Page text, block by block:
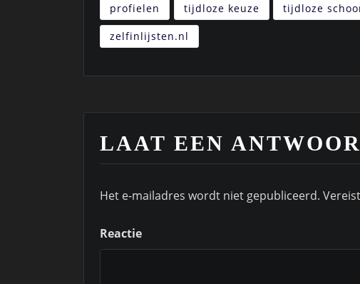
profielen tijdloze keuze tijdloze
zelfinlijsten.nl
LAAT EEN
Het e-mailadres wordt niet gepubliceerd.
Reactie